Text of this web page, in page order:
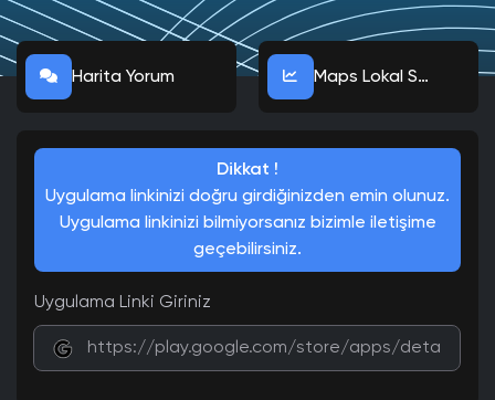
Harita Yorum Maps Lokal Seo
Dikkat !
Uygulama linkinizi doğru girdiğinizden emin olunuz.
Uygulama linkinizi bilmiyorsanız bizimle iletişime
geçebilirsiniz.
Uygulama Linki Giriniz